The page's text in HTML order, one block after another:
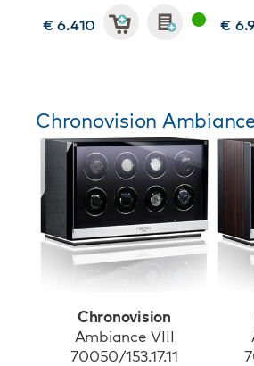
€ 6.410
€
Chronovision
Chronovision
Ambiance VIII
70050/153.17.11